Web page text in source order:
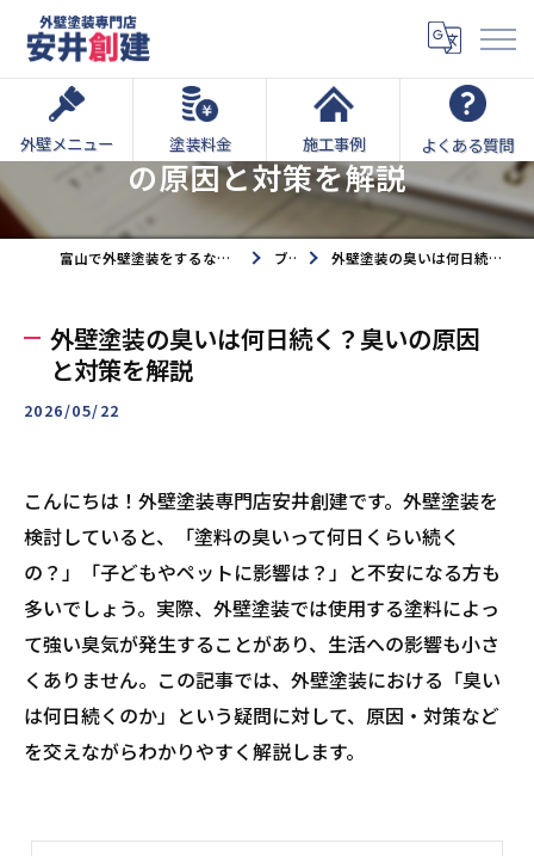
外壁メニュー 塗装料金 施工事例 よくある質問
外壁塗装の臭いは何日続く？臭い
の原因と対策を解説
富山で外壁塗装をするなら外壁塗装専門店安井創建へ ブログ 外壁塗装の臭いは何日続く？臭いの原因と対策を解説
外壁塗装の臭いは何日続く？臭いの原因
と対策を解説
2026/05/22
こんにちは！外壁塗装専門店安井創建です。外壁塗装を
検討していると、「塗料の臭いって何日くらい続く
の？」「子どもやペットに影響は？」と不安になる方も
多いでしょう。実際、外壁塗装では使用する塗料によっ
て強い臭気が発生することがあり、生活への影響も小さ
くありません。この記事では、外壁塗装における「臭い
は何日続くのか」という疑問に対して、原因・対策など
を交えながらわかりやすく解説します。